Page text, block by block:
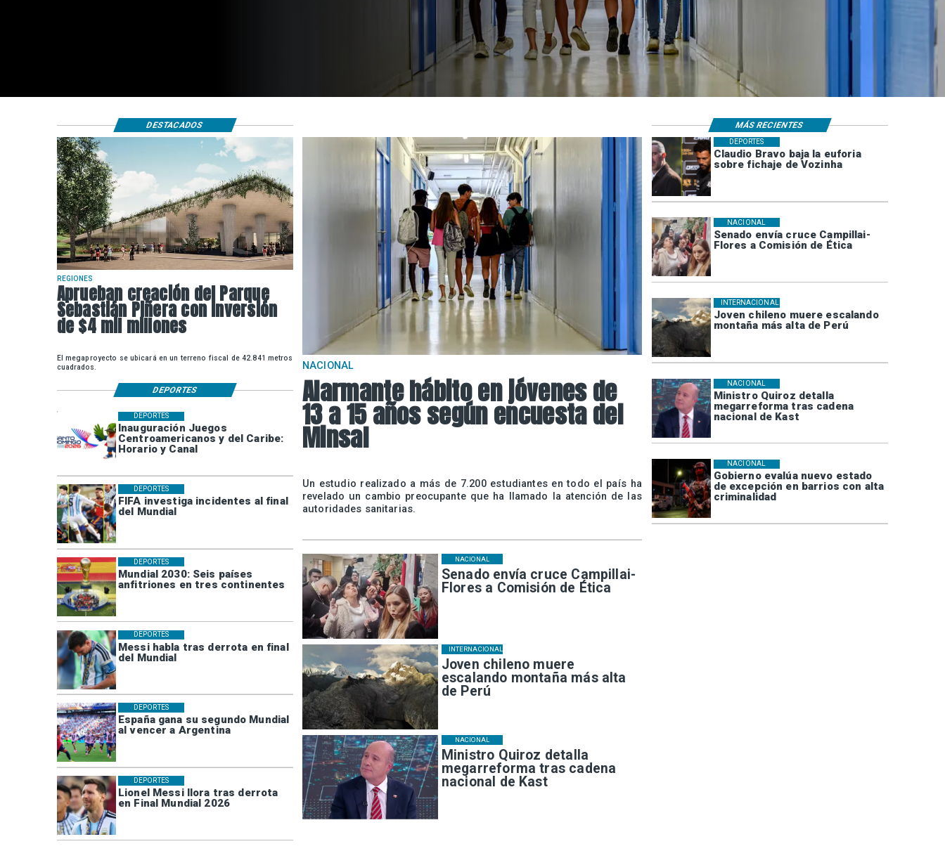
Claudio Bravo baja la euforia
sobre fichaje de Vozinha
DEPORTES
Senado envía cruce Campillai-
Flores a Comisión de Ética
NACIONAL
Joven chileno muere escalando
montaña más alta de Perú
INTERNACIONAL
Ministro Quiroz detalla
megarreforma tras cadena
nacional de Kast
NACIONAL
Gobierno evalúa nuevo estado
de excepción en barrios con alta
criminalidad
NACIONAL
Inauguración Juegos
Centroamericanos y del Caribe:
Horario y Canal
DEPORTES
FIFA investiga incidentes al final
del Mundial
DEPORTES
Mundial 2030: Seis países
anfitriones en tres continentes
DEPORTES
Messi habla tras derrota en final
del Mundial
DEPORTES
España gana su segundo Mundial
al vencer a Argentina
DEPORTES
Lionel Messi llora tras derrota
en Final Mundial 2026
DEPORTES
Senado envía cruce Campillai-
Flores a Comisión de Ética
NACIONAL
Joven chileno muere
escalando montaña más alta
de Perú
INTERNACIONAL
Ministro Quiroz detalla
megarreforma tras cadena
nacional de Kast
NACIONAL
REGIONES
Aprueban creación del Parque
Sebastián Piñera con inversión
de $4 mil millones
El megaproyecto se ubicará en un terreno fiscal de 42.841 metros
cuadrados.
NACIONAL
Alarmante hábito en jóvenes de
13 a 15 años según encuesta del
Minsal
Un estudio realizado a más de 7.200 estudiantes en todo el país ha
revelado un cambio preocupante que ha llamado la atención de las
autoridades sanitarias.
DESTACADOS MÁS RECIENTES
DEPORTES